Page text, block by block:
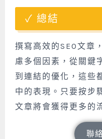
總結
撰寫高效的SEO文章
慮多個因素，從關鍵
到連結的優化，這些
中的表現。只要按步
文章將會獲得更多的
聯